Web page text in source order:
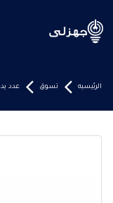
الرئيسيه تسوق عدد